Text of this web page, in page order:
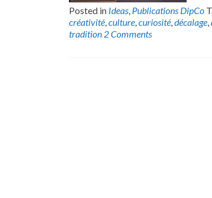
Posted in Ideas, Publications DipCo
créativité,culture,curiosité,décalage,
tradition 2 Comments